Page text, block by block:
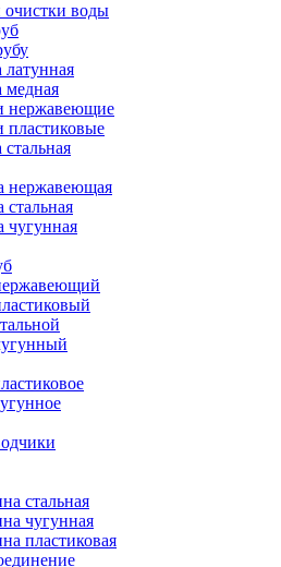
очистки воды
латунная
медная
нержавеющие
пластиковые
нержавеющая
стальная
чугунная
стальная
чугунная
пластиковая